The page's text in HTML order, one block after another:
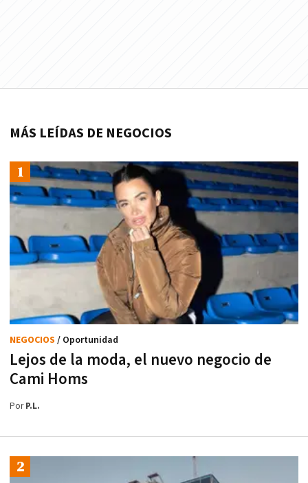
MÁS LEÍDAS DE NEGOCIOS
Lejos de la moda, el nuevo negocio de
Cami Homs
NEGOCIOS / Oportunidad
PorP.L.